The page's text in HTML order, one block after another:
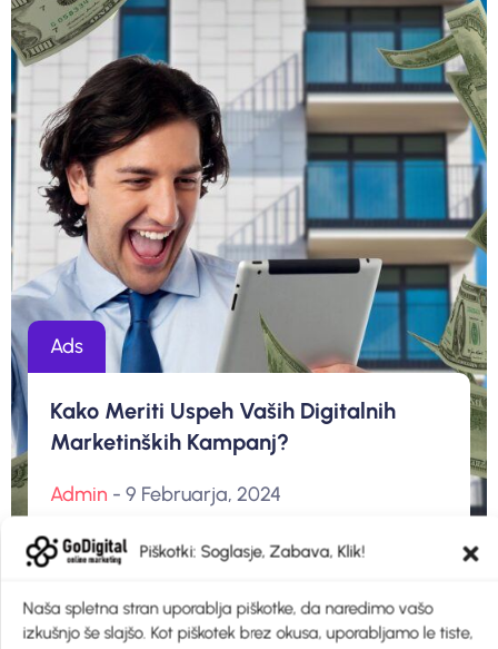
Piškotki: Soglasje, Zabava, Klik!
Naša spletna stran uporablja piškotke, da naredimo vašo
izkušnjo še slajšo. Kot piškotek brez okusa, uporabljamo le tiste,
Ads
Kako Meriti Uspeh Vaših Digitalnih
Marketinških Kampanj?
Admin - 9 Februarja, 2024